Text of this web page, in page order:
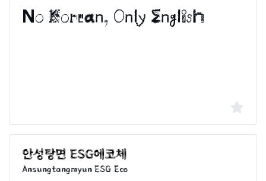
Ansungtangmyun ESG Eco